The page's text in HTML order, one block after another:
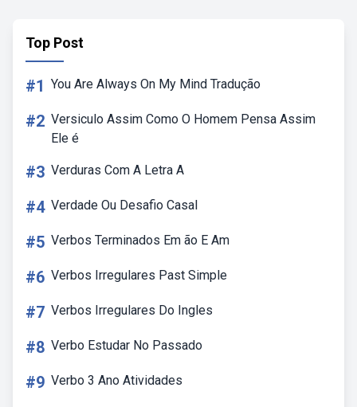
Top Post
#1 You Are Always On My Mind Tradução
#2 Versiculo Assim Como O Homem Pensa Assim
Ele é
#3 Verduras Com A Letra A
#4 Verdade Ou Desafio Casal
#5 Verbos Terminados Em ão E Am
#6 Verbos Irregulares Past Simple
#7 Verbos Irregulares Do Ingles
#8 Verbo Estudar No Passado
#9 Verbo 3 Ano Atividades